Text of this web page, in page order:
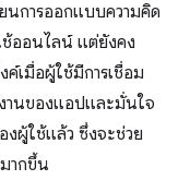
นการออกแบบความคิด
ออนไลน์ แต่ยังคง
เมื่อผู้ใช้มีการเชื่อม
านของแอปและมั่นใจ
งผู้ใช้แล้ว ซึ่งจะช่วย
ากขึ้น